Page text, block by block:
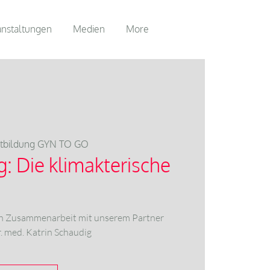
Medien More
GYN TO GO
Die klimakterische
Zusammenarbeit mit unserem Partner
med. Katrin Schaudig